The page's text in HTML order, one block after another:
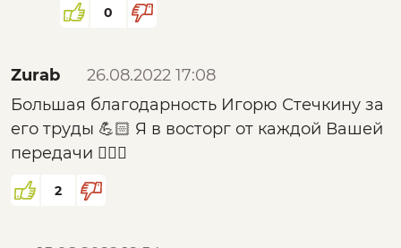
0
Zurab
26.08.2022 17:08
Большая благодарность Игорю Стечкину за
его труды 💪🏻 Я в восторг от каждой Вашей
передачи 👍🏻🤗
2